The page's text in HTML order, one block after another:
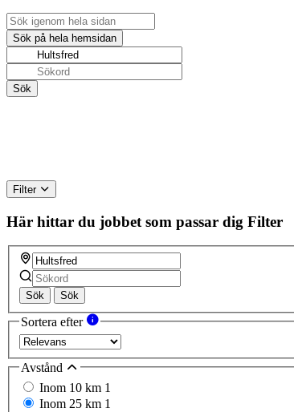
Filter
Här hittar du jobbet som passar dig Filter
Sök Sök
Sortera efter
Avstånd
Inom 10 km 1
Inom 25 km 1